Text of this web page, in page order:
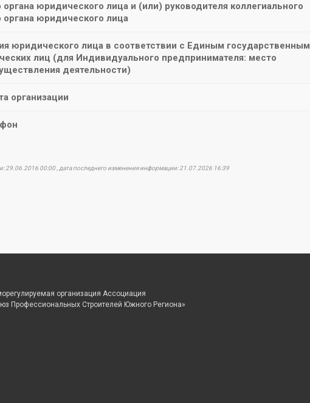
органа юридического лица и (или) руководителя коллегиального
органа юридического лица
юридического лица в соответствии с Единым государственным
лиц (для Индивидуального предпринимателя: место
деятельности)
организации
29.06.2016 00:00 , дата последнего изменения информации: 21.07.2026 16:39
организация Ассоциация
Профессиональных Строителей Южного Региона»